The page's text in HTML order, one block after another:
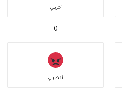
أحزنني
0
أغضبني